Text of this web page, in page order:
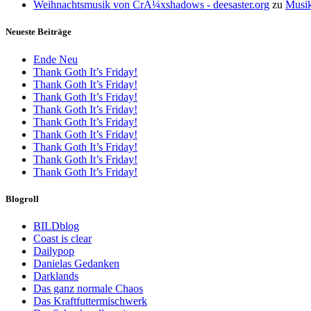
Weihnachtsmusik von CrÃ¼xshadows - deesaster.org zu
Neueste Beiträge
Ende Neu
Thank Goth It’s Friday!
Thank Goth It’s Friday!
Thank Goth It’s Friday!
Thank Goth It’s Friday!
Thank Goth It’s Friday!
Thank Goth It’s Friday!
Thank Goth It’s Friday!
Thank Goth It’s Friday!
Thank Goth It’s Friday!
Blogroll
BILDblog
Coast is clear
Dailypop
Danielas Gedanken
Darklands
Das ganz normale Chaos
Das Kraftfuttermischwerk